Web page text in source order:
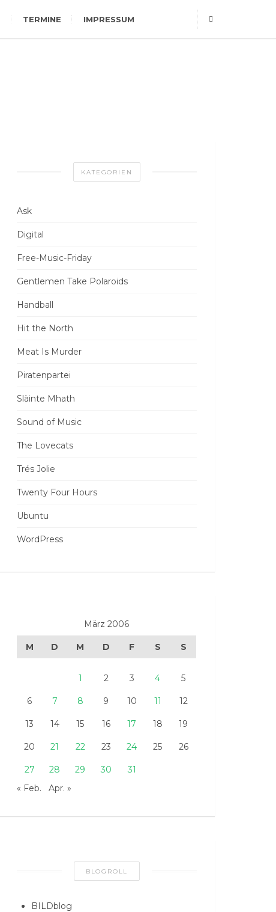
TERMINE IMPRESSUM
KATEGORIEN
Ask
Digital
Free-Music-Friday
Gentlemen Take Polaroids
Handball
Hit the North
Meat Is Murder
Piratenpartei
Slàinte Mhath
Sound of Music
The Lovecats
Trés Jolie
Twenty Four Hours
Ubuntu
WordPress
März 2006
M D M D F S S
1 2 3 4 5
6 7 8 9 10 11 12
13 14 15 16 17 18 19
20 21 22 23 24 25 26
27 28 29 30
31
« Feb.
Apr. »
BLOGROLL
BILDblog